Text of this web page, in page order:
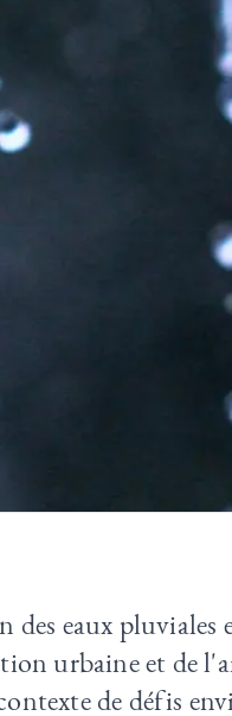
des eaux pluviales
urbaine et de
de défis